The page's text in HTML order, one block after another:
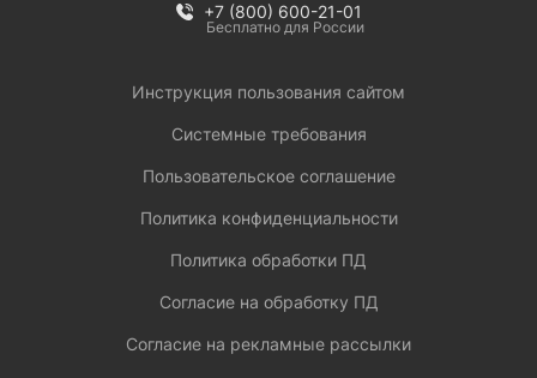
+7 (800) 600-21-01
Бесплатно для России
Инструкция пользования сайтом
Системные требования
Пользовательское соглашение
Политика конфиденциальности
Политика обработки ПД
Согласие на обработку ПД
Согласие на рекламные рассылки